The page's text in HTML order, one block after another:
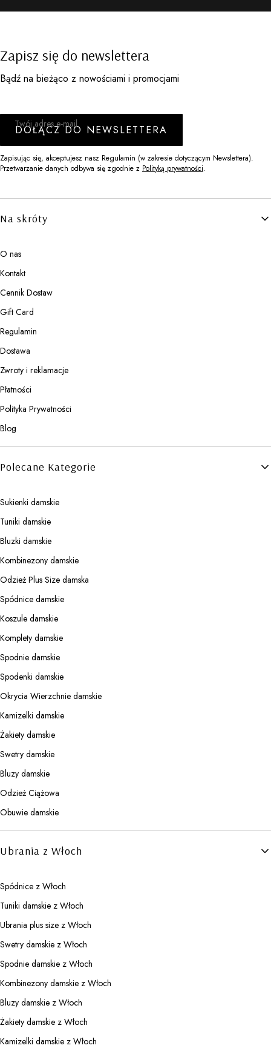
Zapisz się do newslettera
Bądź na bieżąco z nowościami i promocjami
Twój adres e-mail
DOŁĄCZ DO NEWSLETTERA
Zapisując się, akceptujesz nasz Regulamin (w zakresie dotyczącym Newslettera).
Przetwarzanie danych odbywa się zgodnie z Polityką prywatności.
Linki w stopce
Na skróty
O nas
Kontakt
Cennik Dostaw
Gift Card
Regulamin
Dostawa
Zwroty i reklamacje
Płatności
Polityka Prywatności
Blog
Polecane Kategorie
Sukienki damskie
Tuniki damskie
Bluzki damskie
Kombinezony damskie
Odzież Plus Size damska
Spódnice damskie
Koszule damskie
Komplety damskie
Spodnie damskie
Spodenki damskie
Okrycia Wierzchnie damskie
Kamizelki damskie
Żakiety damskie
Swetry damskie
Bluzy damskie
Odzież Ciążowa
Obuwie damskie
Ubrania z Włoch
Spódnice z Włoch
Tuniki damskie z Włoch
Ubrania plus size z Włoch
Swetry damskie z Włoch
Spodnie damskie z Włoch
Kombinezony damskie z Włoch
Bluzy damskie z Włoch
Żakiety damskie z Włoch
Kamizelki damskie z Włoch